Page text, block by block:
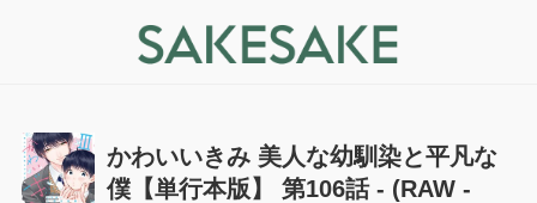
かわいいきみ 美人な幼馴染と平凡な
僕【単行本版】 第106話 - (RAW -